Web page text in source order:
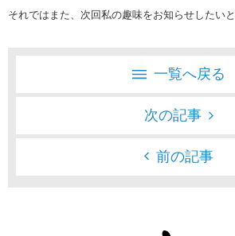
それではまた、次回私の趣味をお知らせしたいと
一覧へ戻る
次の記事
前の記事